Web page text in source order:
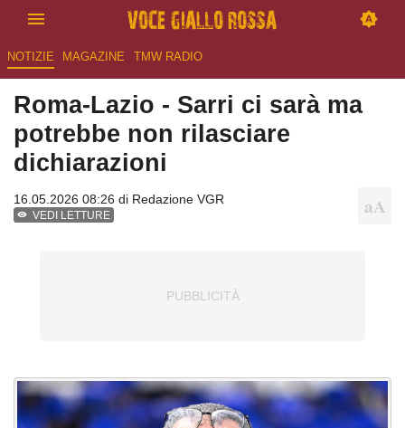
NOTIZIE MAGAZINE TMW RADIO
Roma-Lazio - Sarri ci sarà ma
potrebbe non rilasciare
dichiarazioni
16.05.2026 08:26 di Redazione VGR
VEDI LETTURE